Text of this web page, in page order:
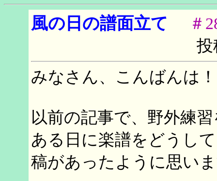
風の日の譜面立て
＃
みなさん、こんばんは！
以前の記事で、野外練
ある日に楽譜をどうし
稿があったように思い